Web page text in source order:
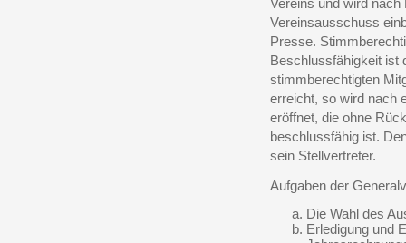
Vereins und wird
Vereinsausschuss
Presse.
Beschlussfähigkeit ist
stimmberechtigten
erreicht, so wird nach
eröffnet, die ohne
beschlussfähig ist.
sein Stellvertreter.
Aufgaben der
Die Wahl des
Erledigung und